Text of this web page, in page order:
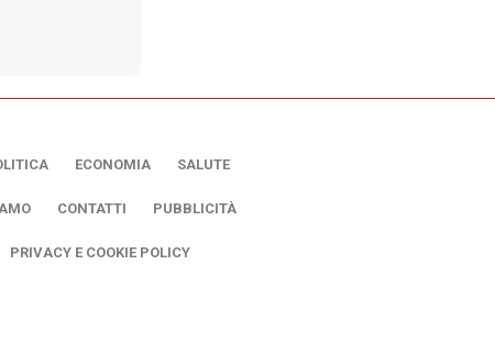
ECONOMIA SALUTE
CONTATTI PUBBLICITÀ
PRIVACY E COOKIE POLICY